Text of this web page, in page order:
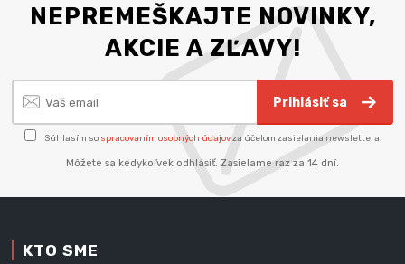
NEPREMEŠKAJTE NOVINKY,
AKCIE A ZĽAVY!
Prihlásiť sa
Súhlasím so spracovaním osobných údajovza účelom zasielania newslettera.
Môžete sa kedykoľvek odhlásiť. Zasielame raz za 14 dní.
KTO SME